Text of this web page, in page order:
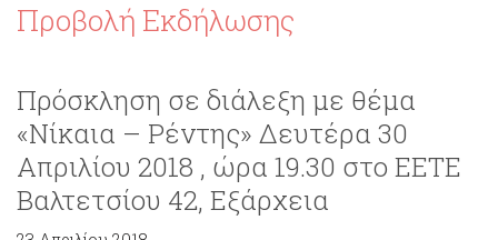
Προβολή Εκδήλωσης
Πρόσκληση σε διάλεξη με θέμα
«Νίκαια – Ρέντης» Δευτέρα 30
Απριλίου 2018 , ώρα 19.30 στο ΕΕΤΕ
Βαλτετσίου 42, Εξάρχεια